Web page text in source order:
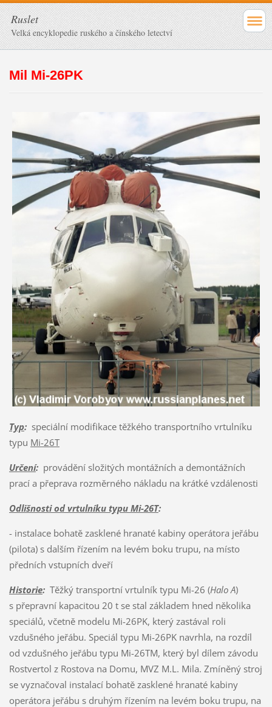
Ruslet
Velká encyklopedie ruského a čínského letectví
Mil Mi-26PK
Typ:speciální modifikace těžkého transportního vrtulníku
typu Mi-26T
Určení:provádění složitých montážních a demontážních
prací a přeprava rozměrného nákladu na krátké vzdálenosti
Odlišnosti od vrtulníku typu Mi-26T:
- instalace bohatě zasklené hranaté kabiny operátora jeřábu
(pilota) s dalším řízením na levém boku trupu, na místo
předních vstupních dveří
Historie:Těžký transportní vrtulník typu Mi-26 (Halo A)
s přepravní kapacitou 20 t se stal základem hned několika
speciálů, včetně modelu Mi-26PK, který zastával roli
vzdušného jeřábu. Speciál typu Mi-26PK navrhla, na rozdíl
od vzdušného jeřábu typu Mi-26TM, který byl dílem závodu
Rostvertol z Rostova na Domu, MVZ M.L. Mila. Zmíněný stroj
se vyznačoval instalací bohatě zasklené hranaté kabiny
operátora jeřábu s druhým řízením na levém boku trupu, na